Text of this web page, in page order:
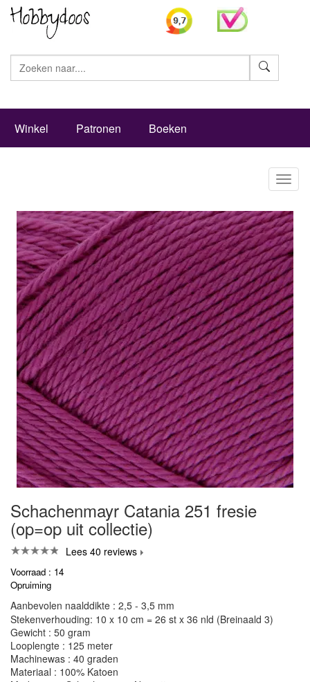
Winkel Patronen Boeken
Schachenmayr Catania 251 fresie
(op=op uit collectie)
Lees 40 reviews
Voorraad : 14
Opruiming
Aanbevolen naalddikte : 2,5 - 3,5 mm
Stekenverhouding: 10 x 10 cm = 26 st x 36 nld (Breinaald 3)
Gewicht : 50 gram
Looplengte : 125 meter
Machinewas : 40 graden
Materiaal : 100% Katoen